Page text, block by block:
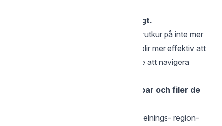
Håll strukturen så platt som möjligt.
En tumregel är att hålla sig till mappstrutkur på inte mer
än sex nivåer. En platt mappstruktur blir mer effektiv att
arbeta i och enklare för en användare att navigera
Varje användare ser enbart mappar och filer de
Genom att bjuda in användare till avdelnings- region-